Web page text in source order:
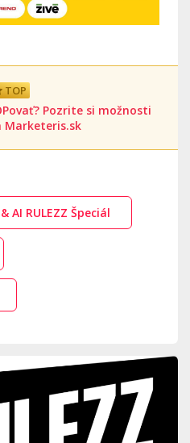
TOP
Pozrite si možnosti
Marketeris.sk
AI RULEZZ Špeciál